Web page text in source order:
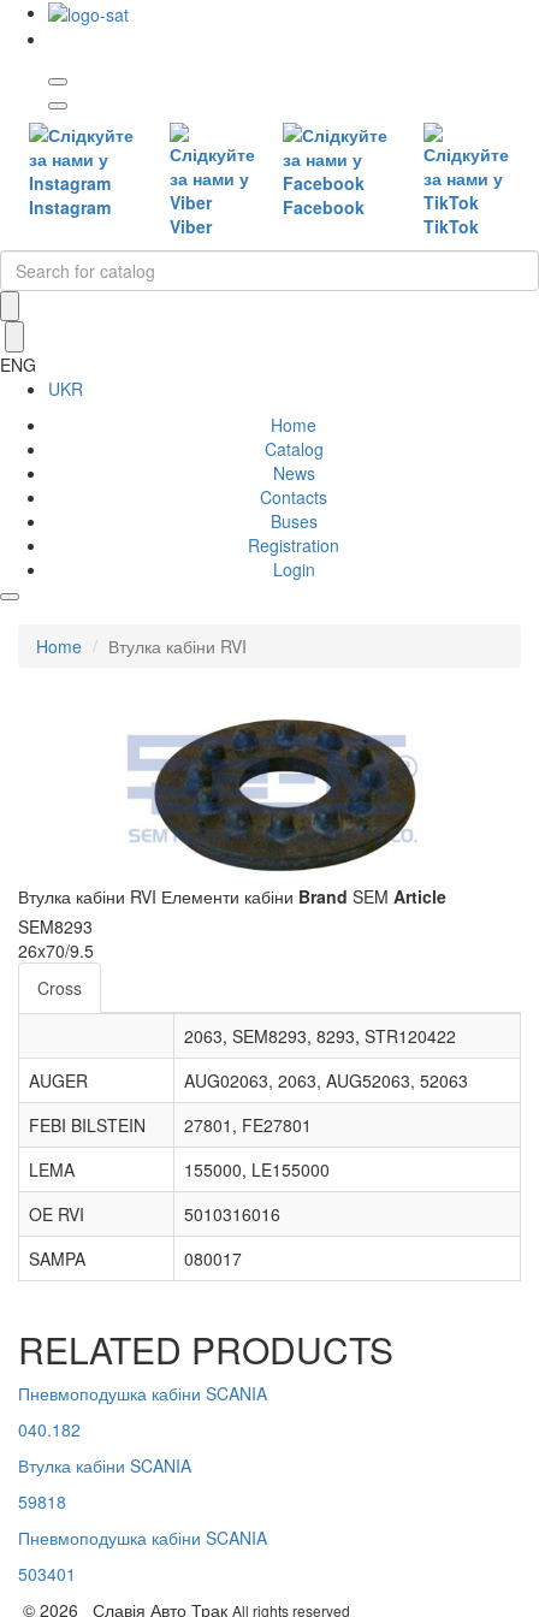
Instagram
Viber
Facebook
TikTok
ENG
UKR
Home
Catalog
News
Contacts
Buses
Registration
Login
Home Втулка кабіни RVI
Втулка кабіни RVI Елементи кабіни Brand SEM Article
SEM8293
26x70/9.5
Cross
2063, SEM8293, 8293, STR120422
AUGER
AUG02063, 2063, AUG52063, 52063
FEBI BILSTEIN
27801, FE27801
LEMA
155000, LE155000
OE RVI
5010316016
SAMPA
080017
RELATED PRODUCTS
Пневмоподушка кабіни SCANIA
040.182
Втулка кабіни SCANIA
59818
Пневмоподушка кабіни SCANIA
503401
© 2026 Славія Авто Трак All rights reserved